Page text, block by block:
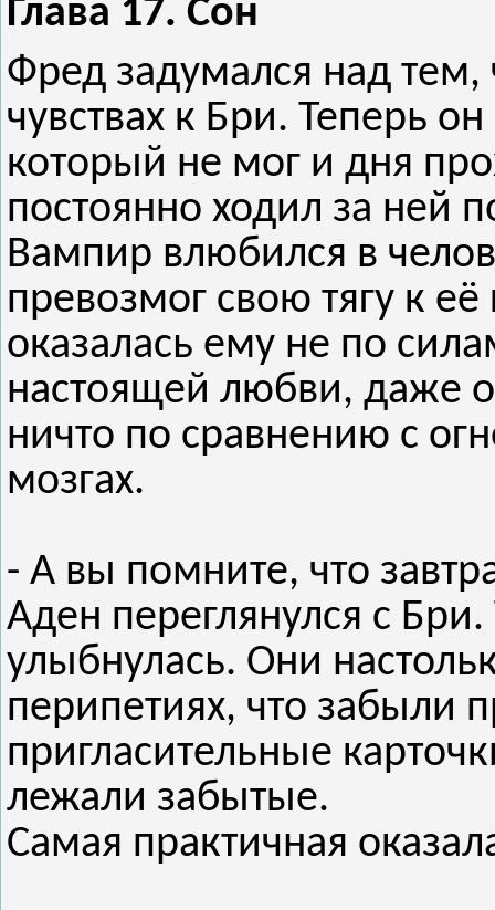
Глава 17. Сон
Фред задумался над тем,
чувствах к Бри. Теперь
который не мог и дня
постоянно ходил за ней
Вампир влюбился в
превозмог свою тягу к
оказалась ему не по
настоящей любви, даже
ничто по сравнению с
мозгах.
- А вы помните, что
Аден переглянулся с
улыбнулась. Они
перипетиях, что забыли
пригласительные
лежали забытые.
Самая практичная